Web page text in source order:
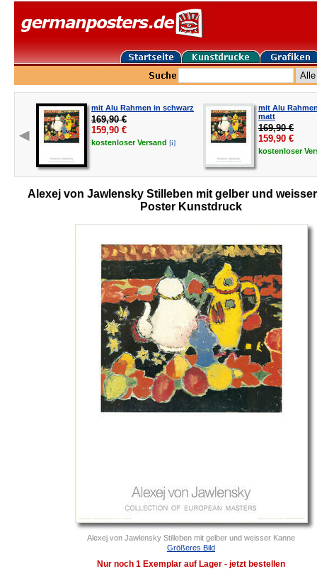
mit Alu Rahmen in schwarz
169,90 €
159,90 €
kostenloserVersand [i]
mit Alu
matt
169,90 €
159,90 €
kostenloser
Alexej von Jawlensky Stilleben mit gelber und
Poster Kunstdruck
Alexej von Jawlensky Stilleben mit gelber und weisser Kanne
Größeres Bild
Nur noch 1 Exemplar auf Lager - jetzt bestellen